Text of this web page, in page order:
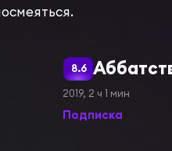
8.6
2019, 2 ч 1 мин
Подписка